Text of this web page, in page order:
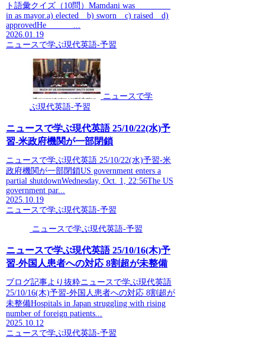
ト語彙クイズ（10問）Mamdani was ________
in as mayor.a) elected b) sworn c) raised d)
approvedHe ______...
2026.01.19
ニュースで学ぶ現代英語-予習
ニュースで学
ぶ現代英語-予習
ニュースで学ぶ現代英語 25/10/22(水)予
習-米政府機関が一部閉鎖
ニュースで学ぶ現代英語 25/10/22(水)予習-米
政府機関が一部閉鎖US government enters a
partial shutdownWednesday, Oct. 1, 22:56The US
government par...
2025.10.19
ニュースで学ぶ現代英語-予習
ニュースで学ぶ現代英語-予習
ニュースで学ぶ現代英語 25/10/16(木)予
習-外国人患者への対応 8割超が未整備
ブログ記事より抜粋ニュースで学ぶ現代英語
25/10/16(木)予習-外国人患者への対応 8割超が
未整備Hospitals in Japan struggling with rising
number of foreign patients...
2025.10.12
ニュースで学ぶ現代英語-予習